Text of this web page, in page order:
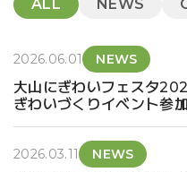
ALL NEWS
2026.06.01 NEWS
大山にぎわいフェスタ
ぎわいづくりイベント参
2026.03.11 NEWS